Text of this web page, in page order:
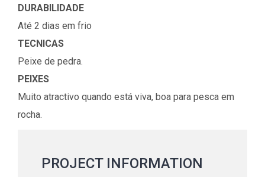
DURABILIDADE
Até 2 dias em frio
TECNICAS
Peixe de pedra.
PEIXES
Muito atractivo quando está viva, boa para pesca em
rocha.
PROJECT INFORMATION